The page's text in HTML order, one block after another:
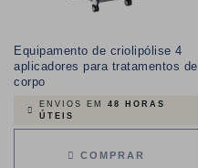
Equipamento de criolipólise 4
aplicadores para tratamentos de
corpo
ENVIOS EM 48 HORAS
ÚTEIS
COMPRAR